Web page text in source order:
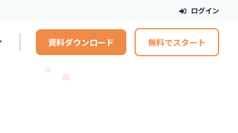
ログイン
資料ダウンロード 無料でスタート